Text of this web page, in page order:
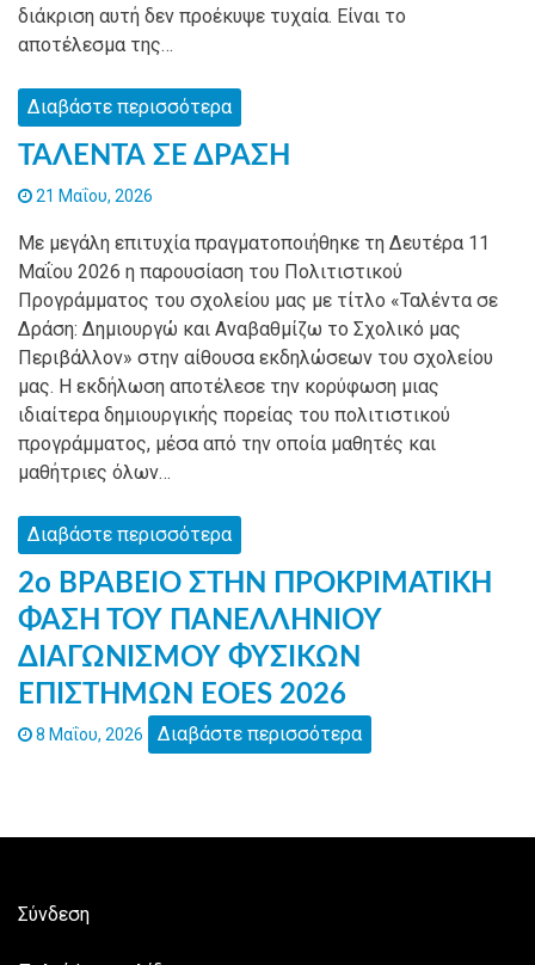
διάκριση αυτή δεν προέκυψε τυχαία. Είναι το
αποτέλεσμα της…
Διαβάστε περισσότερα
ΤΑΛΕΝΤΑ ΣΕ ΔΡΑΣΗ
21 Μαΐου, 2026
Με μεγάλη επιτυχία πραγματοποιήθηκε τη Δευτέρα 11
Μαΐου 2026 η παρουσίαση του Πολιτιστικού
Προγράμματος του σχολείου μας με τίτλο «Ταλέντα σε
Δράση: Δημιουργώ και Αναβαθμίζω το Σχολικό μας
Περιβάλλον» στην αίθουσα εκδηλώσεων του σχολείου
μας. Η εκδήλωση αποτέλεσε την κορύφωση μιας
ιδιαίτερα δημιουργικής πορείας του πολιτιστικού
προγράμματος, μέσα από την οποία μαθητές και
μαθήτριες όλων…
Διαβάστε περισσότερα
2ο ΒΡΑΒΕΙΟ ΣΤΗΝ ΠΡΟΚΡΙΜΑΤΙΚΗ
ΦΑΣΗ ΤΟΥ ΠΑΝΕΛΛΗΝΙΟΥ
ΔΙΑΓΩΝΙΣΜΟΥ ΦΥΣΙΚΩΝ
ΕΠΙΣΤΗΜΩΝ EOES 2026
8 Μαΐου, 2026 Διαβάστε περισσότερα
Σύνδεση